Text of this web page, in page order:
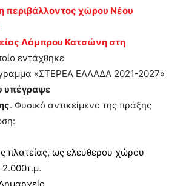
χώρου Νέου
Λάμπρου Κατσώνη στη
εντάχθηκε
«ΣΤΕΡΕΑ ΕΛΛΑΔΑ 2021-2027»
υπέγραψε
. Φυσικό αντικείμενο της πράξης
πλατείας, ως ελεύθερου χώρου